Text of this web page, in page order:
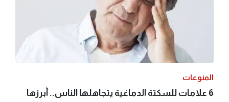
المنوعات
6 علامات للسكتة الدماغية يتجاهلها الناس.. أبرزها